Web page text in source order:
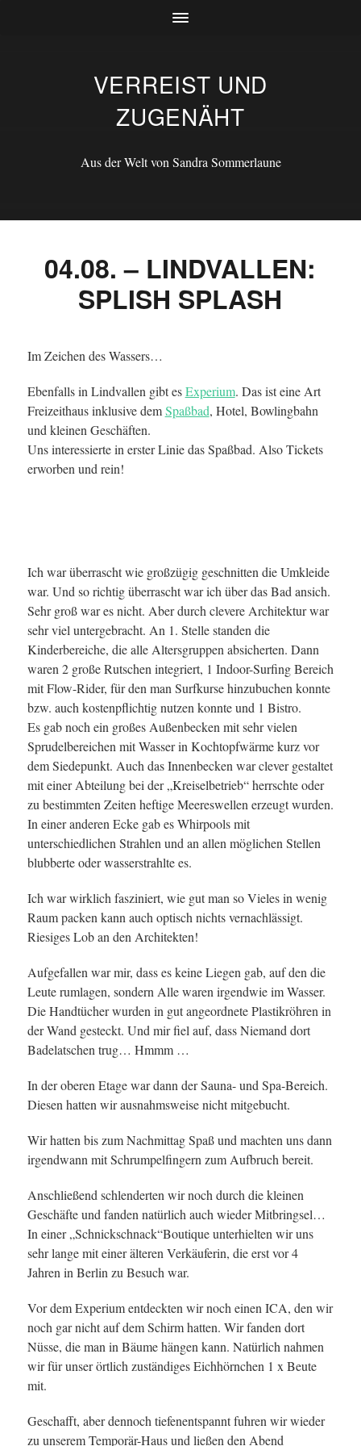
VERREIST UND
ZUGENÄHT
Aus der Welt von Sandra Sommerlaune
04.08. – LINDVALLEN:
SPLISH SPLASH
Im Zeichen des Wassers…
Ebenfalls in Lindvallen gibt esExperium. Das ist eine Art
Freizeithaus inklusive demSpaßbad, Hotel, Bowlingbahn
und kleinen Geschäften.
Uns interessierte in erster Linie das Spaßbad. Also Tickets
erworben und rein!
Ich war überrascht wie großzügig geschnitten die Umkleide
war. Und so richtig überrascht war ich über das Bad ansich.
Sehr groß war es nicht. Aber durch clevere Architektur war
sehr viel untergebracht. An 1. Stelle standen die
Kinderbereiche, die alle Altersgruppen absicherten. Dann
waren 2 große Rutschen integriert, 1 Indoor-Surfing Bereich
mit Flow-Rider, für den man Surfkurse hinzubuchen konnte
bzw. auch kostenpflichtig nutzen konnte und 1 Bistro.
Es gab noch ein großes Außenbecken mit sehr vielen
Sprudelbereichen mit Wasser in Kochtopfwärme kurz vor
dem Siedepunkt. Auch das Innenbecken war clever gestaltet
mit einer Abteilung bei der „Kreiselbetrieb“ herrschte oder
zu bestimmten Zeiten heftige Meereswellen erzeugt wurden.
In einer anderen Ecke gab es Whirpools mit
unterschiedlichen Strahlen und an allen möglichen Stellen
blubberte oder wasserstrahlte es.
Ich war wirklich fasziniert, wie gut man so Vieles in wenig
Raum packen kann auch optisch nichts vernachlässigt.
Riesiges Lob an den Architekten!
Aufgefallen war mir, dass es keine Liegen gab, auf den die
Leute rumlagen, sondern Alle waren irgendwie im Wasser.
Die Handtücher wurden in gut angeordnete Plastikröhren in
der Wand gesteckt. Und mir fiel auf, dass Niemand dort
Badelatschen trug… Hmmm …
In der oberen Etage war dann der Sauna- und Spa-Bereich.
Diesen hatten wir ausnahmsweise nicht mitgebucht.
Wir hatten bis zum Nachmittag Spaß und machten uns dann
irgendwann mit Schrumpelfingern zum Aufbruch bereit.
Anschließend schlenderten wir noch durch die kleinen
Geschäfte und fanden natürlich auch wieder Mitbringsel…
In einer „Schnickschnack“Boutique unterhielten wir uns
sehr lange mit einer älteren Verkäuferin, die erst vor 4
Jahren in Berlin zu Besuch war.
Vor dem Experium entdeckten wir noch einen ICA, den wir
noch gar nicht auf dem Schirm hatten. Wir fanden dort
Nüsse, die man in Bäume hängen kann. Natürlich nahmen
wir für unser örtlich zuständiges Eichhörnchen 1 x Beute
mit.
Geschafft, aber dennoch tiefenentspannt fuhren wir wieder
zu unserem Temporär-Haus und ließen den Abend